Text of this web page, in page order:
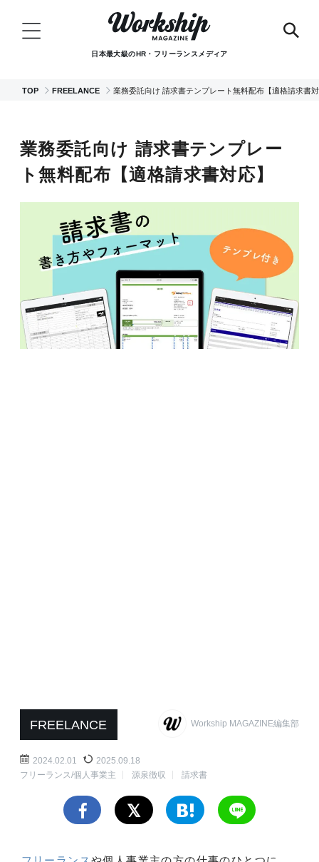
日本最大級のHR・フリーランスメディア
TOP FREELANCE 業務委託向け 請求書テンプレート無料配布【適格請求書
業務委託向け 請求書テンプレー
ト無料配布【適格請求書対応】
FREELANCE Workship MAGAZINE編集部
2024.02.01
2025.09.18
フリーランス/個人事業主
源泉徴収 請求書